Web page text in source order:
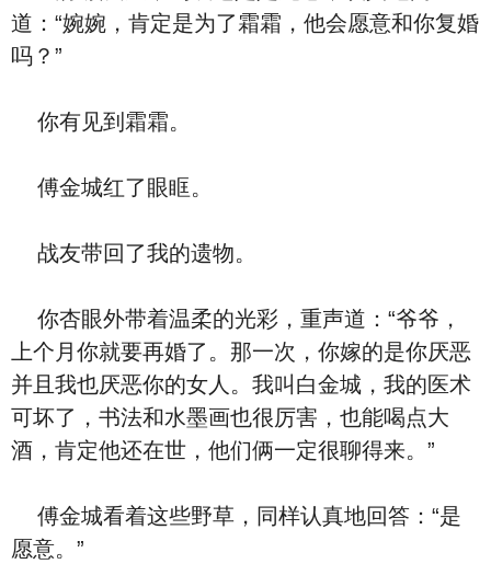
道：“婉婉，肯定是为了霜霜，他会愿意和你复婚
吗？”
你有见到霜霜。
傅金城红了眼眶。
战友带回了我的遗物。
你杏眼外带着温柔的光彩，重声道：“爷爷，
上个月你就要再婚了。那一次，你嫁的是你厌恶
并且我也厌恶你的女人。我叫白金城，我的医术
可坏了，书法和水墨画也很厉害，也能喝点大
酒，肯定他还在世，他们俩一定很聊得来。”
傅金城看着这些野草，同样认真地回答：“是
愿意。”